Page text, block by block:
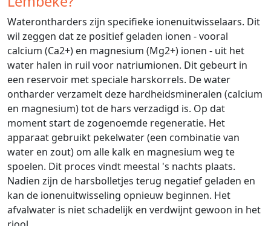
Waterontharders zijn specifieke ionenuitwisselaars. Dit
wil zeggen dat ze positief geladen ionen - vooral
calcium (Ca2+) en magnesium (Mg2+) ionen - uit het
water halen in ruil voor natriumionen. Dit gebeurt in
een reservoir met speciale harskorrels. De water
ontharder verzamelt deze hardheidsmineralen (calcium
en magnesium) tot de hars verzadigd is. Op dat
moment start de zogenoemde regeneratie. Het
apparaat gebruikt pekelwater (een combinatie van
water en zout) om alle kalk en magnesium weg te
spoelen. Dit proces vindt meestal 's nachts plaats.
Nadien zijn de harsbolletjes terug negatief geladen en
kan de ionenuitwisseling opnieuw beginnen. Het
afvalwater is niet schadelijk en verdwijnt gewoon in het